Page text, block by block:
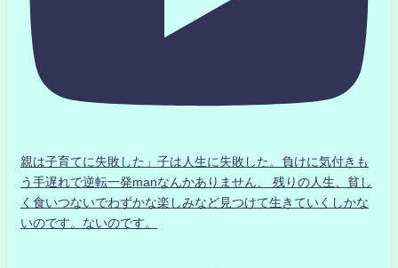
親は子育てに失敗した」子は人生に失敗した。負けに気付きも
う手遅れで逆転一発manなんかありません、 残りの人生、貧し
く食いつないでわずかな楽しみなど見つけて生きていくしかな
いのです。ないのです。